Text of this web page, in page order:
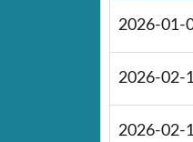
2026-01-
2026-02-
2026-02-